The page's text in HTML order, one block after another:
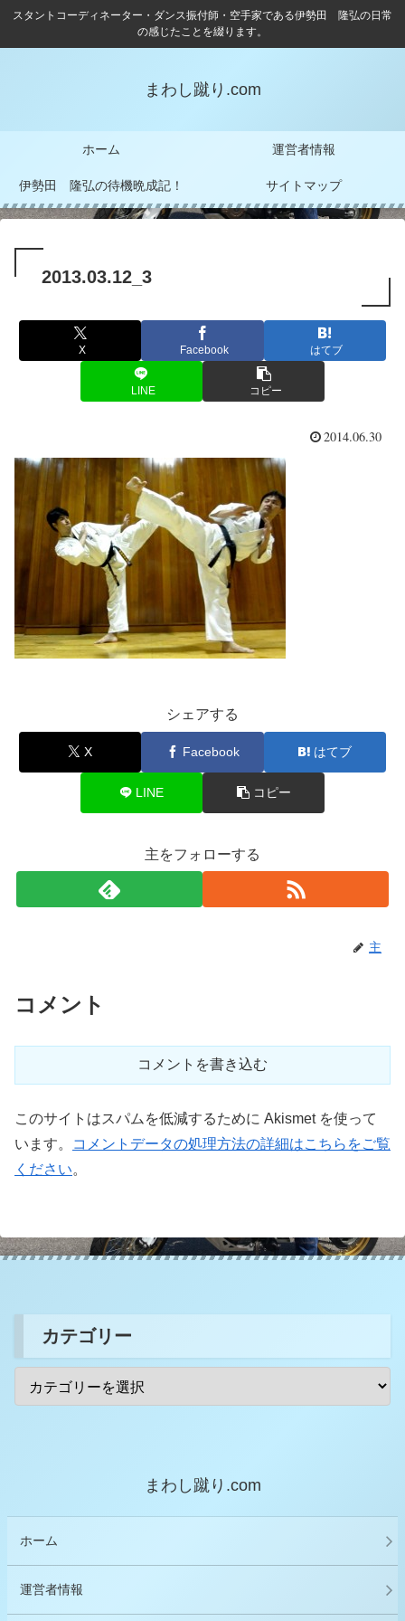
スタントコーディネーター・ダンス振付師・空手家である伊勢田 隆弘の日常
の感じたことを綴ります。
まわし蹴り.com
ホーム 運営者情報
伊勢田 隆弘の待機晩成記！ サイトマップ
2013.03.12_3
X Facebook はてブ
LINE コピー
2014.06.30
シェアする
X Facebook はてブ
LINE コピー
主をフォローする
主
コメント
コメントを書き込む
このサイトはスパムを低減するために Akismet を使って
います。
コメントデータの処理方法の詳細はこちらをご覧
ください。
カテゴリー
まわし蹴り.com
ホーム
運営者情報